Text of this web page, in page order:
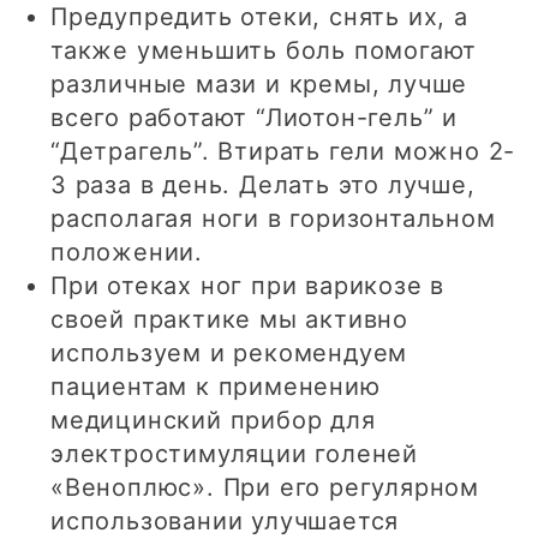
Предупредить отеки, снять их, а
также уменьшить боль помогают
различные мази и кремы, лучше
всего работают “Лиотон-гель” и
“Детрагель”. Втирать гели можно 2-
3 раза в день. Делать это лучше,
располагая ноги в горизонтальном
положении.
При отеках ног при варикозе в
своей практике мы активно
используем и рекомендуем
пациентам к применению
медицинский прибор для
электростимуляции голеней
«Веноплюс». При его регулярном
использовании улучшается